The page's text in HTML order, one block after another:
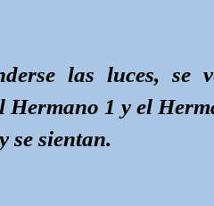
las luces, se
1 y el
se sientan.